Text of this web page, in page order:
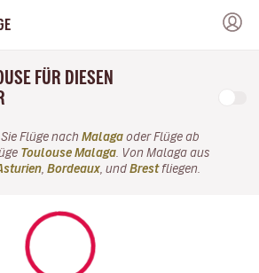
FÜR DIESEN
Flüge nach Malaga oder Flüge ab
Toulouse Malaga . Von Malaga aus
Bordeaux , und Brestfliegen.